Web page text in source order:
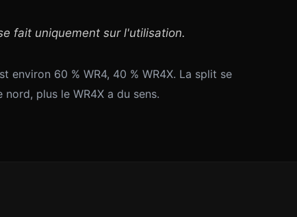
fait uniquement sur l'utilisation.
60 % WR4, 40 % WR4X. La split se
plus le WR4X a du sens.